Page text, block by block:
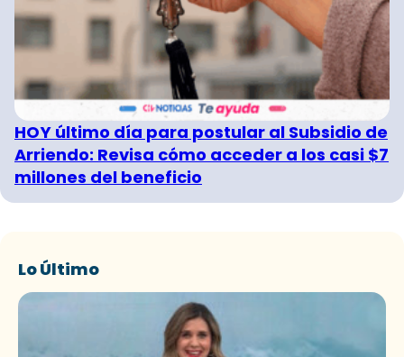
HOY último día para postular al Subsidio de
Arriendo: Revisa cómo acceder a los casi $7
millones del beneficio
Lo Último